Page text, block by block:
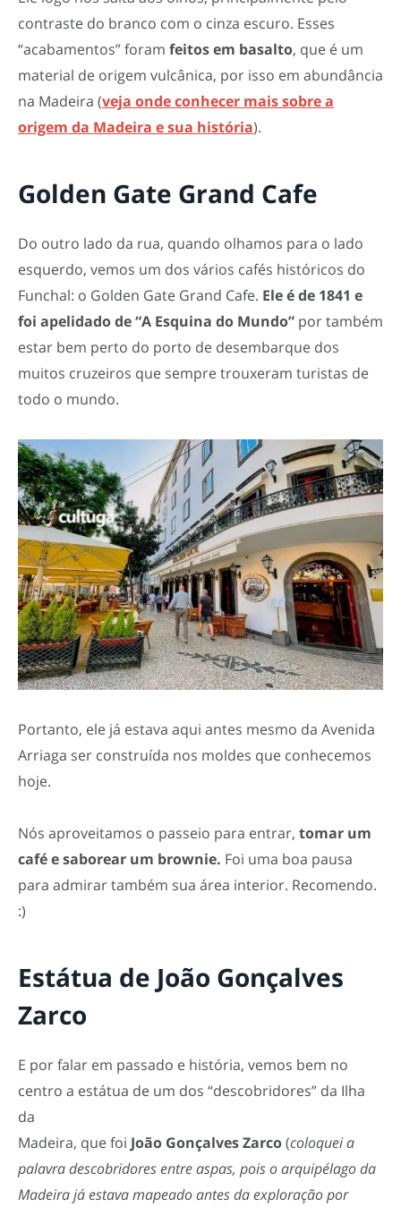
contraste do branco com o cinza escuro. Esses
“acabamentos” foram feitos em basalto, que é um
material de origem vulcânica, por isso em abundância
na Madeira (veja onde conhecer mais sobre a
origem da Madeira e sua história).
Golden Gate Grand Cafe
Do outro lado da rua, quando olhamos para o lado
esquerdo, vemos um dos vários cafés históricos do
Funchal: o Golden Gate Grand Cafe. Ele é de 1841 e
foi apelidado de “A Esquina do Mundo” por também
estar bem perto do porto de desembarque dos
muitos cruzeiros que sempre trouxeram turistas de
todo o mundo.
Portanto, ele já estava aqui antes mesmo da Avenida
Arriaga ser construída nos moldes que conhecemos
hoje.
Nós aproveitamos o passeio para entrar, tomar um
café e saborear um brownie. Foi uma boa pausa
para admirar também sua área interior. Recomendo.
:)
Estátua de João Gonçalves
Zarco
E por falar em passado e história, vemos bem no
centro a estátua de um dos “descobridores” da Ilha
da
Madeira, que foi João Gonçalves Zarco(coloquei a
palavra descobridores entre aspas, pois o arquipélago da
Madeira já estava mapeado antes da exploração por